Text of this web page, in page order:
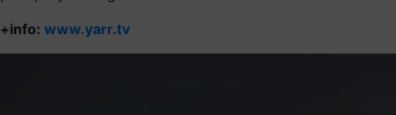
+info: www.yarr.tv